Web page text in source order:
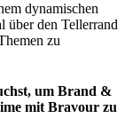
dynamischen
den Tellerrand
zu
um Brand &
mit Bravour zu